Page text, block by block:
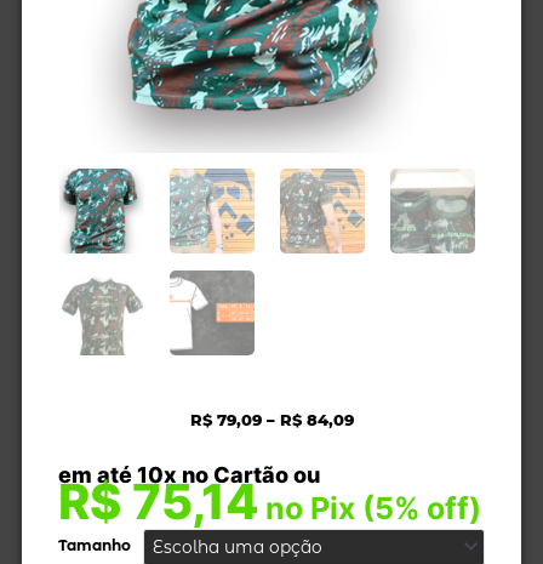
R$79,09 – R$84,09Faixa
R$ 79,09
através
em até 10x no Cartão ou
R$75,14 no Pix (5% off)
Tamanho
Camiseta
Algodão
Exército
Brasileiro